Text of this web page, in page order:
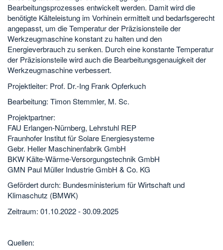
Bearbeitungsprozesses entwickelt werden. Damit wird die
benötigte Kälteleistung im Vorhinein ermittelt und bedarfsgerecht
angepasst, um die Temperatur der Präzisionsteile der
Werkzeugmaschine konstant zu halten und den
Energieverbrauch zu senken. Durch eine konstante Temperatur
der Präzisionsteile wird auch die Bearbeitungsgenauigkeit der
Werkzeugmaschine verbessert.
Projektleiter: Prof. Dr.-Ing Frank Opferkuch
Bearbeitung: Timon Stemmler, M. Sc.
Projektpartner:
FAU Erlangen-Nürnberg, Lehrstuhl REP
Fraunhofer Institut für Solare Energiesysteme
Gebr. Heller Maschinenfabrik GmbH
BKW Kälte-Wärme-Versorgungstechnik GmbH
GMN Paul Müller Industrie GmbH & Co. KG
Gefördert durch: Bundesministerium für Wirtschaft und
Klimaschutz (BMWK)
Zeitraum: 01.10.2022 - 30.09.2025
Quellen: